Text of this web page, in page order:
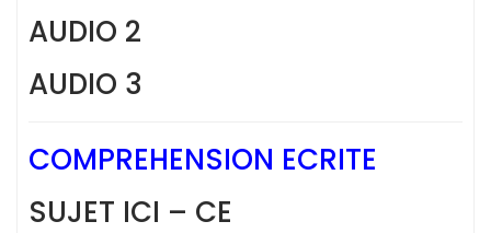
AUDIO 2
AUDIO 3
COMPREHENSION ECRITE
SUJET ICI – CE